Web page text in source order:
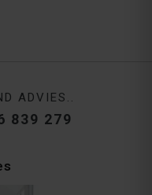
ADVIES..
839 279